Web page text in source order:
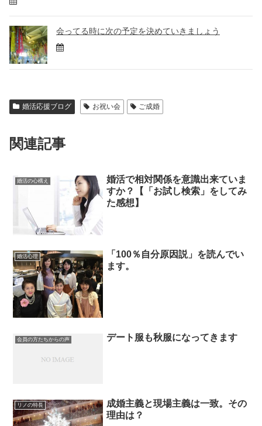
会ってる時に次の予定を決めていきましょう
婚活応援ブログ お祝い会 ご成婚
関連記事
婚活の心構え
婚活で相対関係を意識出来ていま
すか？【「お試し検索」をしてみ
た感想】
婚活心理
「100％自分原因説」を読んでい
ます。
会員の方たちからの声 デート服も秋服になってきます
リノの特長
成婚主義と現場主義は一致。その
理由は？